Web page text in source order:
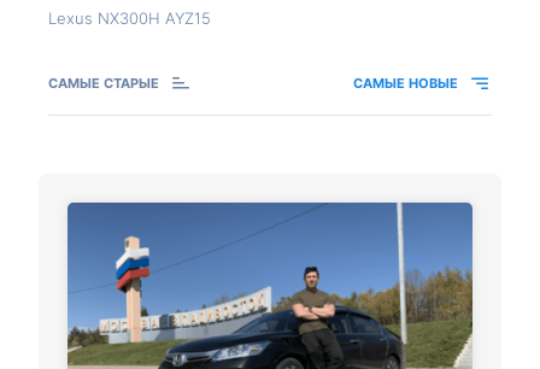
Lexus NX300H AYZ15
САМЫЕ СТАРЫЕ САМЫЕ НОВЫЕ